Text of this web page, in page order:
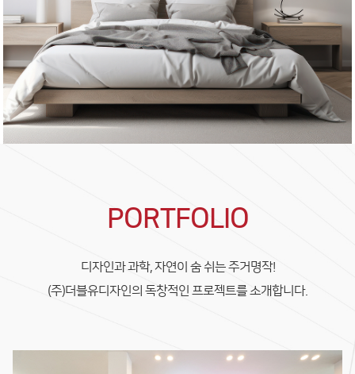
PORTFOLIO
디자인과 과학, 자연이 숨 쉬는 주거명작!
(주)더블유디자인의 독창적인 프로젝트를 소개합니다.